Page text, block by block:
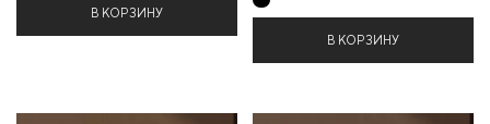
В КОРЗИНУ
В КОРЗИНУ